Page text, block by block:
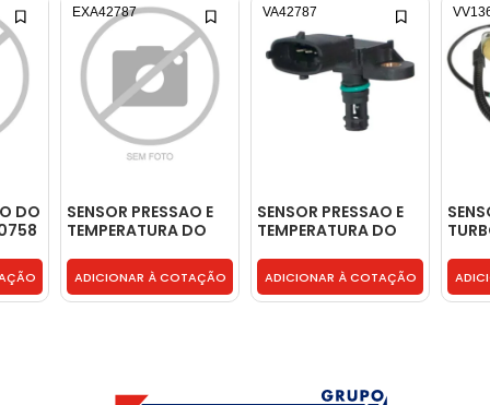
DO
SENSOR PRESSAO E
TEMPERATURA DO
ADICIONAR À COTAÇÃO
EXA42787
SENSOR PRESSAO E
TEMPERATURA DO
ADICIONAR À COTAÇÃO
VA42787